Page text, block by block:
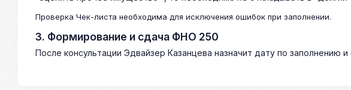
Проверка Чек-листа необходима для исключения ошибок при заполнении.
3. Формирование и сдача ФНО 250
После консультации Эдвайзер Казанцева назначит дату по заполнению